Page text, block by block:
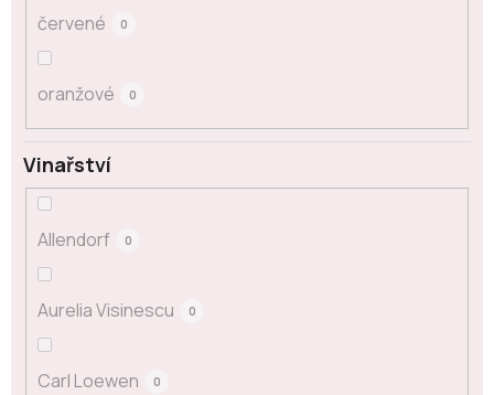
červené 0
oranžové 0
Vinařství
Allendorf 0
Aurelia Visinescu 0
Carl Loewen 0